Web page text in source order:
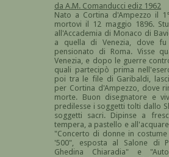
da A.M. Comanducci ediz 1962
Nato a Cortina d'Ampezzo il
mortovi il 12 maggio 1896.
all'Accademia di Monaco di
a quella di Venezia, dove
pensionato di Roma. Visse
Venezia, e dopo le guerre
quali partecipò prima
poi tra le file di Garibaldi,
per Cortina d'Ampezzo, dove
morte. Buon disegnatore e
predilesse i soggetti tolti dallo
soggetti sacri. Dipinse a
tempera, a pastello e
"Concerto di donne in costume
'500", esposta al Salone di
Ghedina Chiaradia" e